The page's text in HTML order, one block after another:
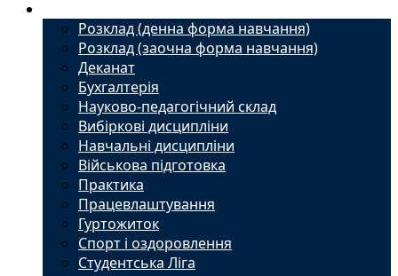
Розклад (денна форма навчання)
Розклад (заочна форма навчання)
Деканат
Бухгалтерія
Науково-педагогічний склад
Вибіркові дисципліни
Навчальні дисципліни
Військова підготовка
Практика
Працевлаштування
Гуртожиток
Спорт і оздоровлення
Студентська Ліга